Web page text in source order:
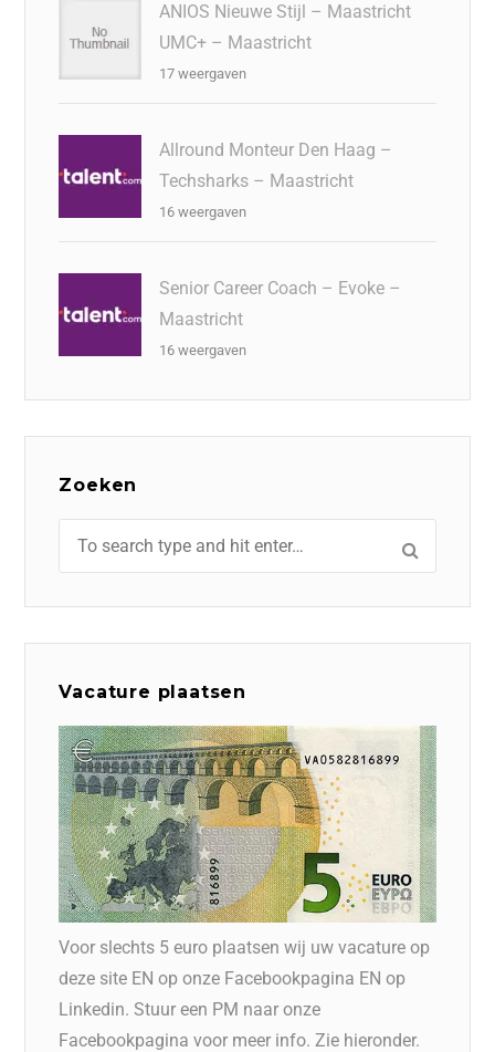
ANIOS Nieuwe Stijl – Maastricht
UMC+ – Maastricht
17 weergaven
Allround Monteur Den Haag –
Techsharks – Maastricht
16 weergaven
Senior Career Coach – Evoke –
Maastricht
16 weergaven
Zoeken
Vacature plaatsen
Voor slechts 5 euro plaatsen wij uw vacature op
deze site EN op onze Facebookpagina EN op
Linkedin. Stuur een PM naar onze
Facebookpagina voor meer info. Zie hieronder.